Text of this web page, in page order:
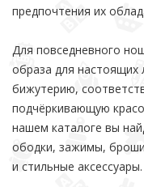
предпочтения их
Для повседневного
образа для настоящих
бижутерию,
подчёркивающую
нашем каталоге вы
ободки, зажимы,
и стильные аксессуары.